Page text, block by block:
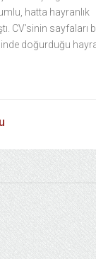
hatta hayranlık
CV’sinin sayfaları
doğurduğu